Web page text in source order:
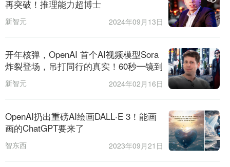
再突破！推理能力超博士
新智元 2024年09月13日
开年核弹，OpenAI 首个AI视频模型Sora
炸裂登场，吊打同行的真实！60秒一镜到
底，神级世界模型真来了？
新智元 2024年02月16日
OpenAI扔出重磅AI绘画DALL·E 3！能画
画的ChatGPT要来了
智东西 2023年09月21日